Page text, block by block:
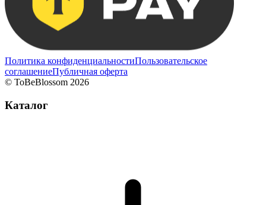
Политика конфиденциальностиПользовательское
соглашениеПубличная оферта
© ToBeBlossom 2026
Каталог